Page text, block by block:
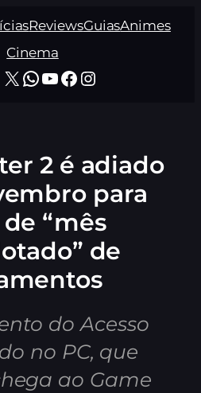
ReviewsGuiasAnimes
Cinema
X WhatsApp
Youtube
Facebook
Instagram
2 é adiado
para
“mês
de
do Acesso
no PC, que
ao Game